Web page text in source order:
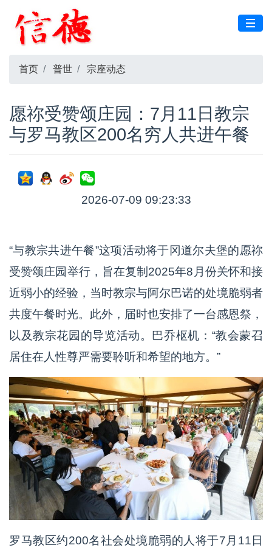
首页 普世 宗座动态
愿祢受赞颂庄园：7月11日教宗
与罗马教区200名穷人共进午餐
2026-07-09 09:23:33
“与教宗共进午餐”这项活动将于冈道尔夫堡的愿祢
受赞颂庄园举行，旨在复制2025年8月份关怀和接
近弱小的经验，当时教宗与阿尔巴诺的处境脆弱者
共度午餐时光。此外，届时也安排了一台感恩祭，
以及教宗花园的导览活动。巴乔枢机：“教会蒙召
居住在人性尊严需要聆听和希望的地方。”
罗马教区约200名社会处境脆弱的人将于7月11日